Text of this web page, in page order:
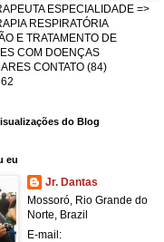
ESPECIALIDADE =>
RESPIRATÓRIA
E TRATAMENTO DE
COM DOENÇAS
CONTATO (84)
do Blog
eu
Jr. Dantas
Mossoró, Rio Grande do
Norte, Brazil
E-mail: